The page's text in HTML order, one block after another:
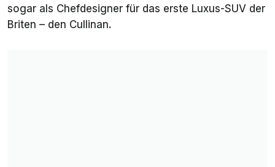
sogar als Chefdesigner für das erste Luxus-SUV der
Briten – den Cullinan.